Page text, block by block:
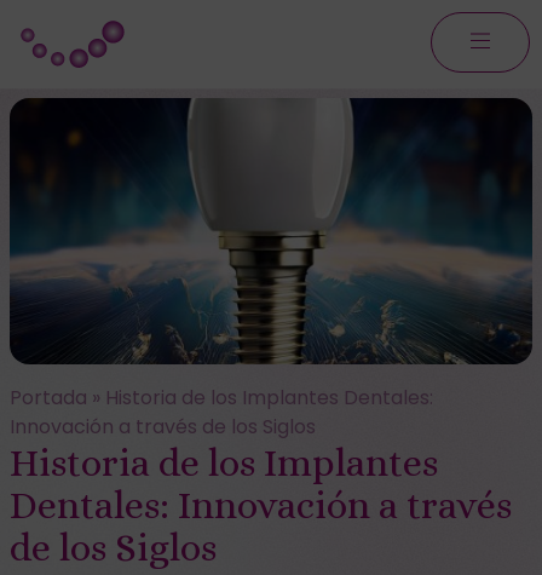
Portada » Historia de los Implantes Dentales:
Innovación a través de los Siglos
Historia de los Implantes
Dentales: Innovación a través
de los Siglos